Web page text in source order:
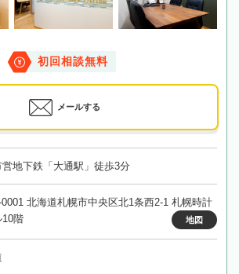
初回相談無料
メールする
地下鉄「大通駅」徒歩3分
北海道札幌市中央区北1条西2-1 札幌時計
10階
地図